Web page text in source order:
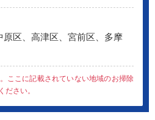
原区、高津区、宮前区、多摩
ここに記載されていない地域のお掃除
ださい。